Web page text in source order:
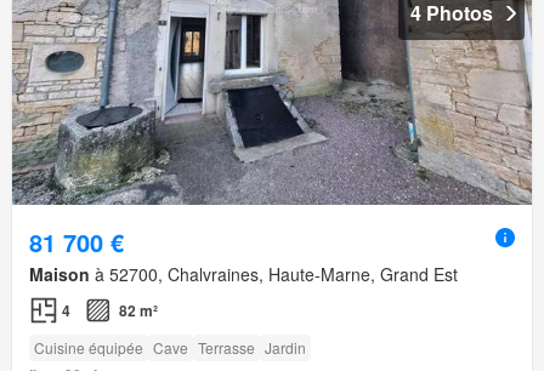
4 Photos
81 700 €
Maison à 52700, Chalvraines, Haute-Marne, Grand Est
4 82 m²
Cuisine équipée Cave Terrasse Jardin